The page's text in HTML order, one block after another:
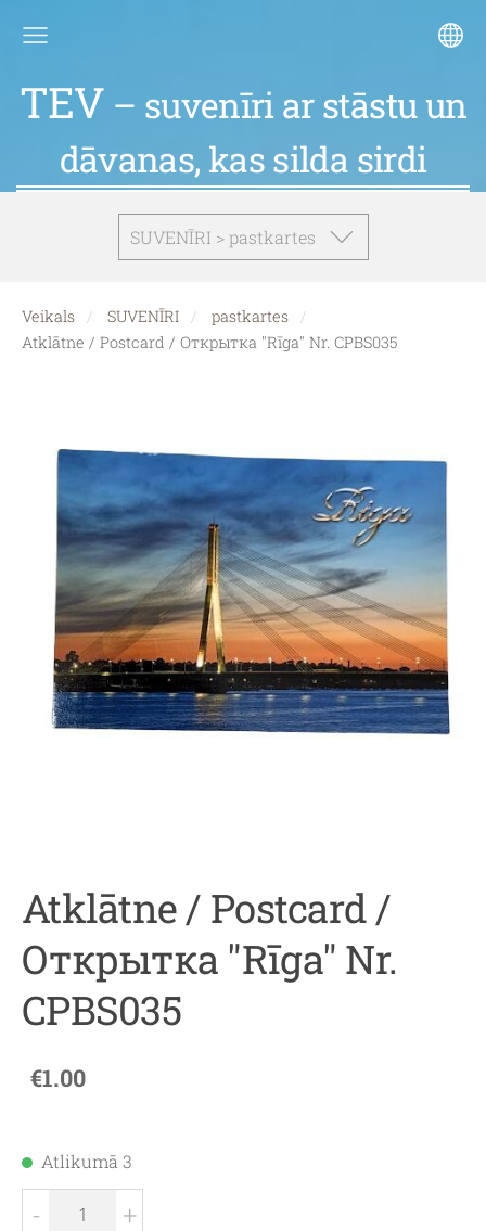
TEV – suvenīri ar stāstu un
dāvanas, kas silda sirdi
SUVENĪRI > pastkartes
Veikals SUVENĪRI
pastkartes
Atklātne / Postcard / Открытка "Rīga" Nr. CPBS035
Atklātne / Postcard /
Открытка "Rīga" Nr.
CPBS035
€1.00
Atlikumā 3
- +